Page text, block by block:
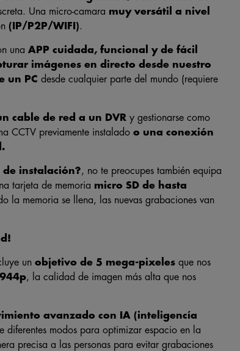
Una micro-camara muy versátil a nivel
(IP/P2P/WIFI).
unaAPP cuidada, funcional y de fácil
imágenes en directo desde nuestro
un PC desde cualquier parte del mundo (requiere
cable de red a un DVR y gestionarse como
CCTV previamente instalado o una conexión
instalación?, no te preocupes también equipa
tarjeta de memoria micro SD de hasta
la memoria se llena, las nuevas grabaciones van
unobjetivo de 5 mega-pixeles que nos
, la calidad de imagen más alta que nos
avanzado con IA (inteligencía
diferentes modos para optimizar espacio en la
precisa a las personas para evitar grabaciones